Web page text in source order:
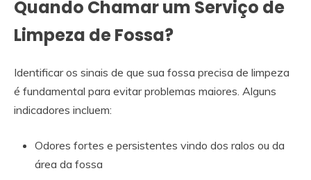
Quando Chamar um Serviço de
Limpeza de Fossa?
Identificar os sinais de que sua fossa precisa de limpeza
é fundamental para evitar problemas maiores. Alguns
indicadores incluem:
Odores fortes e persistentes vindo dos ralos ou da
área da fossa